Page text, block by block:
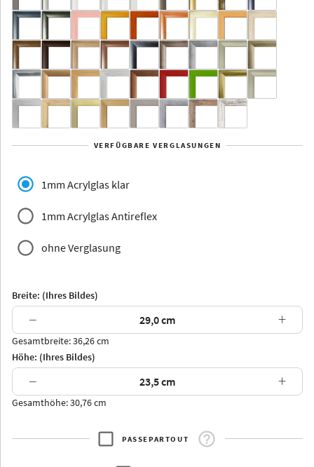
Aluminium
Yukon Alaska
Jersey Dauphine
Arran Luzern
Thurgau
VERFÜGBARE VERGLASUNGEN
1mm Acrylglas klar
1mm Acrylglas Antireflex
ohne Verglasung
Breite: (Ihres Bildes)
− +
Gesamtbreite: 36,26 cm
Höhe: (Ihres Bildes)
− +
Gesamthöhe: 30,76 cm
PASSEPARTOUT